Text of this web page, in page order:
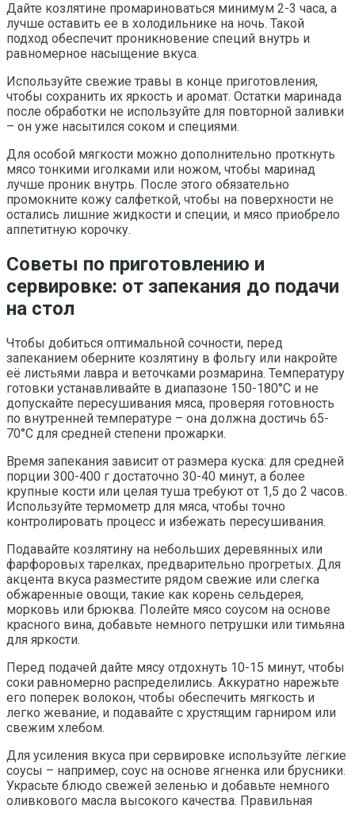
Дайте козлятине промариноваться минимум 2-3 часа, а
лучше оставить ее в холодильнике на ночь. Такой
подход обеспечит проникновение специй внутрь и
равномерное насыщение вкуса.
Используйте свежие травы в конце приготовления,
чтобы сохранить их яркость и аромат. Остатки маринада
после обработки не используйте для повторной заливки
– он уже насытился соком и специями.
Для особой мягкости можно дополнительно проткнуть
мясо тонкими иголками или ножом, чтобы маринад
лучше проник внутрь. После этого обязательно
промокните кожу салфеткой, чтобы на поверхности не
остались лишние жидкости и специи, и мясо приобрело
аппетитную корочку.
Советы по приготовлению и
сервировке: от запекания до подачи
на стол
Чтобы добиться оптимальной сочности, перед
запеканием оберните козлятину в фольгу или накройте
её листьями лавра и веточками розмарина. Температуру
готовки устанавливайте в диапазоне 150-180°C и не
допускайте пересушивания мяса, проверяя готовность
по внутренней температуре – она должна достичь 65-
70°C для средней степени прожарки.
Время запекания зависит от размера куска: для средней
порции 300-400 г достаточно 30-40 минут, а более
крупные кости или целая туша требуют от 1,5 до 2 часов.
Используйте термометр для мяса, чтобы точно
контролировать процесс и избежать пересушивания.
Подавайте козлятину на небольших деревянных или
фарфоровых тарелках, предварительно прогретых. Для
акцента вкуса разместите рядом свежие или слегка
обжаренные овощи, такие как корень сельдерея,
морковь или брюква. Полейте мясо соусом на основе
красного вина, добавьте немного петрушки или тимьяна
для яркости.
Перед подачей дайте мясу отдохнуть 10-15 минут, чтобы
соки равномерно распределились. Аккуратно нарежьте
его поперек волокон, чтобы обеспечить мягкость и
легко жевание, и подавайте с хрустящим гарниром или
свежим хлебом.
Для усиления вкуса при сервировке используйте лёгкие
соусы – например, соус на основе ягненка или брусники.
Украсьте блюдо свежей зеленью и добавьте немного
оливкового масла высокого качества. Правильная